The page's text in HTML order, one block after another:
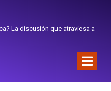
y el arte de cambiarse el